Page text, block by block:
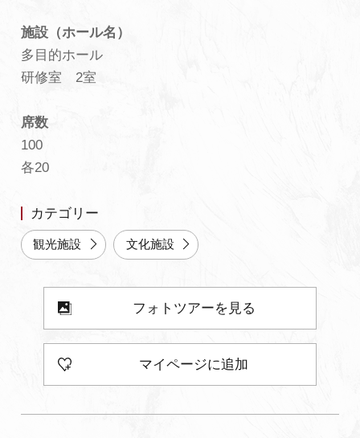
お知らせ
写真ダウンロード
よくあるご質問・お問い合わせ
施設（ホール名）
多目的ホール
研修室 2室
席数
100
各20
カテゴリー
観光施設 文化施設
フォトツアーを見る
マイページに追加